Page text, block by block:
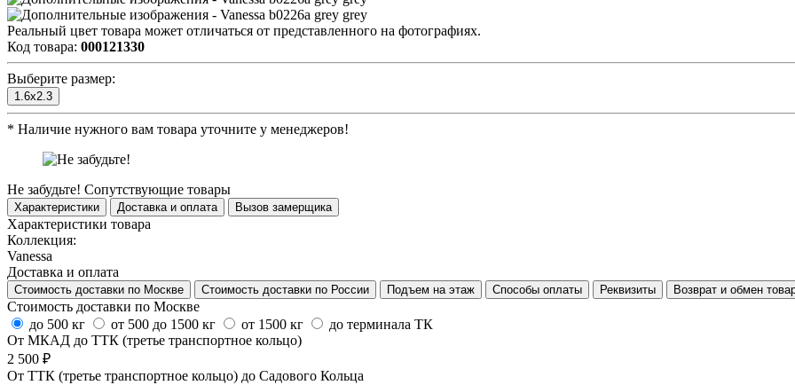
Реальный цвет товара может отличаться от представленного на фотографиях.
Код товара: 000121330
Выберите размер:
1.6x2.3
* Наличие нужного вам товара уточните у менеджеров!
Не забудьте! Сопутствующие товары
Характеристики Доставка и оплата Вызов замерщика
Характеристики товара
Коллекция:
Vanessa
Доставка и оплата
Стоимость доставки по Москве Стоимость доставки по России Подъем на этаж Способы оплаты Реквизиты Возврат и обмен
Стоимость доставки по Москве
до 500 кг
от 500 до 1500 кг от 1500 кг
до терминала ТК
От МКАД до ТТК (третье транспортное кольцо)
2 500 ₽
От ТТК (третье транспортное кольцо) до Садового Кольца